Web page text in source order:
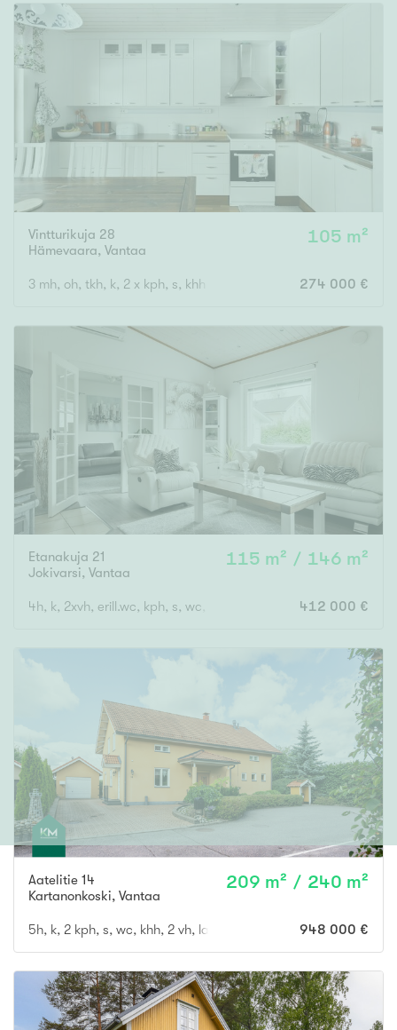
Vintturikuja 28
Hämevaara, Vantaa
105 m²
3 mh, oh, tkh, k, 2 x kph, s, khh 274 000 €
Etanakuja 21
Jokivarsi, Vantaa
115 m² / 146 m²
4h, k, 2xvh, erill.wc, kph, s, wc, khh, var., ulkovar.412 000 €
Aatelitie 14
Kartanonkoski, Vantaa
209 m² / 240 m²
5h, k, 2 kph, s, wc, khh, 2 vh, lasitettu terassi, parveke,
948 000 €